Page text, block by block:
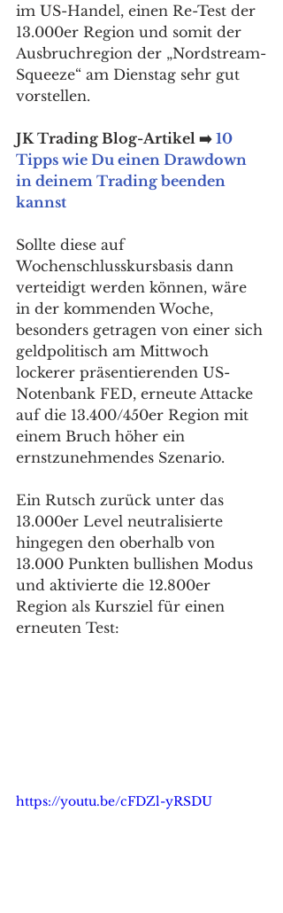
im US-Handel, einen Re-Test der
13.000er Region und somit der
Ausbruchregion der „Nordstream-
Squeeze“ am Dienstag sehr gut
vorstellen.
JK Trading Blog-Artikel ➡️ 10
Tipps wie Du einen Drawdown
in deinem Trading beenden
kannst
Sollte diese auf
Wochenschlusskursbasis dann
verteidigt werden können, wäre
in der kommenden Woche,
besonders getragen von einer sich
geldpolitisch am Mittwoch
lockerer präsentierenden US-
Notenbank FED, erneute Attacke
auf die 13.400/450er Region mit
einem Bruch höher ein
ernstzunehmendes Szenario.
Ein Rutsch zurück unter das
13.000er Level neutralisierte
hingegen den oberhalb von
13.000 Punkten bullishen Modus
und aktivierte die 12.800er
Region als Kursziel für einen
erneuten Test:
https://youtu.be/cFDZl-yRSDU